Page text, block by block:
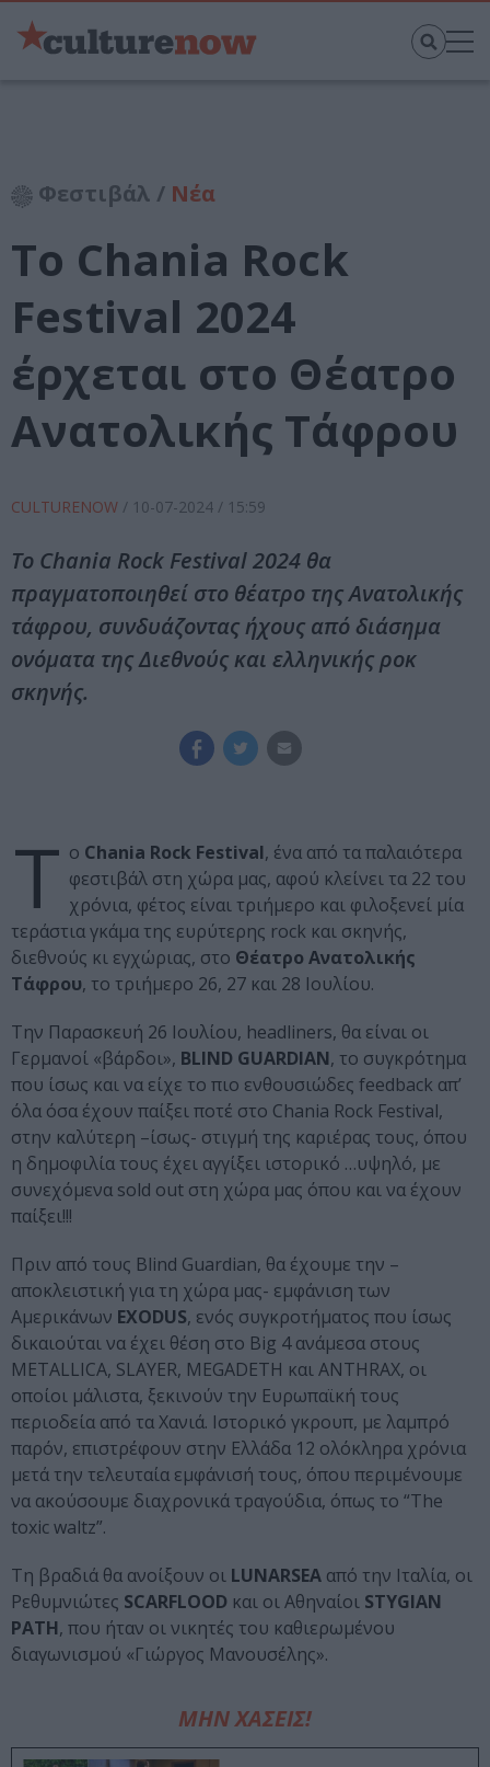
Φεστιβάλ / Νέα
Το Chania Rock
Festival 2024
έρχεται στο Θέατρο
Ανατολικής Τάφρου
CULTURENOW / 10-07-2024 / 15:59
To Chania Rock Festival 2024 θα
πραγματοποιηθεί στο θέατρο της Ανατολικής
τάφρου, συνδυάζοντας ήχους από διάσημα
ονόματα της Διεθνούς και ελληνικής ροκ
σκηνής.
Τ ο Chania Rock Festival, ένα από τα παλαιότερα
φεστιβάλ στη χώρα μας, αφού κλείνει τα 22 του
χρόνια, φέτος είναι τριήμερο και φιλοξενεί μία
τεράστια γκάμα της ευρύτερης rock και σκηνής,
διεθνούς κι εγχώριας, στο Θέατρο Ανατολικής
Τάφρου, το τριήμερο 26, 27 και 28 Ιουλίου.
Την Παρασκευή 26 Ιουλίου, headliners, θα είναι οι
Γερμανοί «βάρδοι», BLIND GUARDIAN, το συγκρότημα
που ίσως και να είχε το πιο ενθουσιώδες feedback απ’
όλα όσα έχουν παίξει ποτέ στο Chania Rock Festival,
στην καλύτερη –ίσως- στιγμή της καριέρας τους, όπου
η δημοφιλία τους έχει αγγίξει ιστορικό …υψηλό, με
συνεχόμενα sold out στη χώρα μας όπου και να έχουν
παίξει!!!
Πριν από τους Blind Guardian, θα έχουμε την –
αποκλειστική για τη χώρα μας- εμφάνιση των
Αμερικάνων EXODUS, ενός συγκροτήματος που ίσως
δικαιούται να έχει θέση στο Big 4 ανάμεσα στους
METALLICA, SLAYER, MEGADETH και ANTHRAX, οι
οποίοι μάλιστα, ξεκινούν την Ευρωπαϊκή τους
περιοδεία από τα Χανιά. Ιστορικό γκρουπ, με λαμπρό
παρόν, επιστρέφουν στην Ελλάδα 12 ολόκληρα χρόνια
μετά την τελευταία εμφάνισή τους, όπου περιμένουμε
να ακούσουμε διαχρονικά τραγούδια, όπως το “The
toxic waltz”.
Τη βραδιά θα ανοίξουν οι LUNARSEA από την Ιταλία, οι
Ρεθυμνιώτες SCARFLOOD και οι Αθηναίοι STYGIAN
PATH, που ήταν οι νικητές του καθιερωμένου
διαγωνισμού «Γιώργος Μανουσέλης».
ΜΗΝ ΧΑΣΕΙΣ!